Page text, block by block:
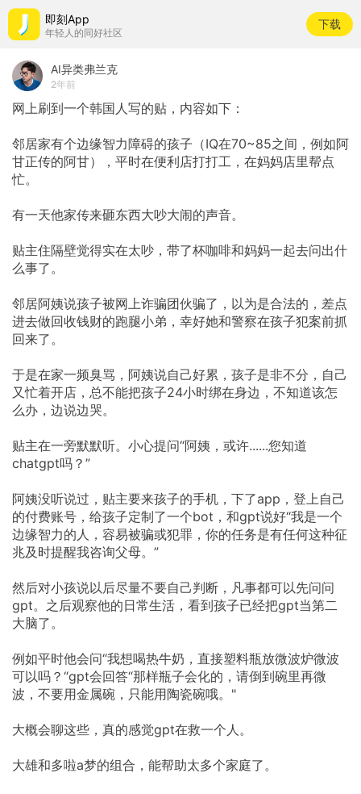
即刻App
年轻人的同好社区
下载
AI异类弗兰克
2年前
网上刷到一个韩国人写的贴，内容如下：
邻居家有个边缘智力障碍的孩子（IQ在70~85之间，例如阿
甘正传的阿甘），平时在便利店打打工，在妈妈店里帮点
忙。
有一天他家传来砸东西大吵大闹的声音。
贴主住隔壁觉得实在太吵，带了杯咖啡和妈妈一起去问出什
么事了。
邻居阿姨说孩子被网上诈骗团伙骗了，以为是合法的，差点
进去做回收钱财的跑腿小弟，幸好她和警察在孩子犯案前抓
回来了。
于是在家一频臭骂，阿姨说自己好累，孩子是非不分，自己
又忙着开店，总不能把孩子24小时绑在身边，不知道该怎
么办，边说边哭。
贴主在一旁默默听。小心提问“阿姨，或许......您知道
chatgpt吗？”
阿姨没听说过，贴主要来孩子的手机，下了app，登上自己
的付费账号，给孩子定制了一个bot，和gpt说好“我是一个
边缘智力的人，容易被骗或犯罪，你的任务是有任何这种征
兆及时提醒我咨询父母。”
然后对小孩说以后尽量不要自己判断，凡事都可以先问问
gpt。之后观察他的日常生活，看到孩子已经把gpt当第二
大脑了。
例如平时他会问“我想喝热牛奶，直接塑料瓶放微波炉微波
可以吗？“gpt会回答“那样瓶子会化的，请倒到碗里再微
波，不要用金属碗，只能用陶瓷碗哦。"
大概会聊这些，真的感觉gpt在救一个人。
大雄和多啦a梦的组合，能帮助太多个家庭了。